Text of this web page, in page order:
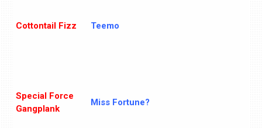
Cottontail Fizz Teemo
Special Force
Gangplank
Miss Fortune?